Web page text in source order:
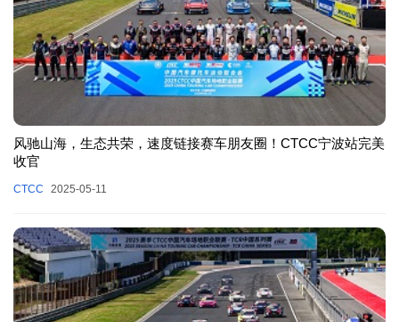
风驰山海，生态共荣，速度链接赛车朋友圈！CTCC宁波站完美
收官
CTCC 2025-05-11